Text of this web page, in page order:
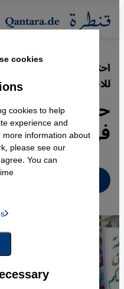
Direkt zum Inhalt springen
احتفال العراق بالذكرى
للانتصار على داعش
حصاد الحكم
في العراق
cookies.
cookies to help
experience and
information about
please see our
You can
Youtube Embed
Connect
Google Maps Embed